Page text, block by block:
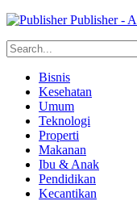
Publisher -
Bisnis
Kesehatan
Umum
Teknologi
Properti
Makanan
Ibu & Anak
Pendidikan
Kecantikan